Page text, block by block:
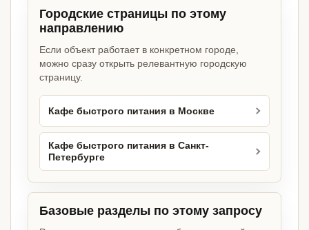
Городские страницы по этому
направлению
Если объект работает в конкретном городе,
можно сразу открыть релевантную городскую
страницу.
Кафе быстрого питания в Москве
Кафе быстрого питания в Санкт-
Петербурге
Базовые разделы по этому запросу